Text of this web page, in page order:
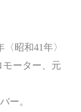
昭和41年〉
モーター、元
ー。